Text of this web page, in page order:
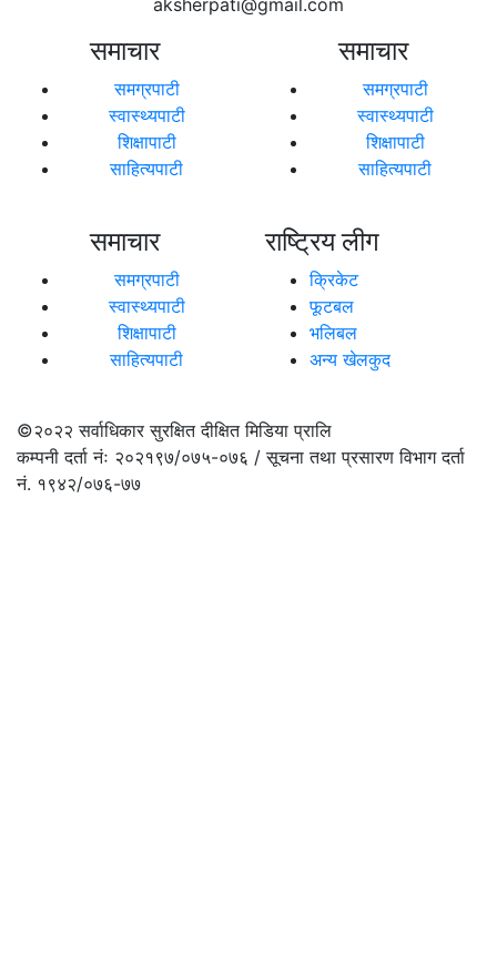
समाचार
समग्रपाटी
स्वास्थ्यपाटी
शिक्षापाटी
साहित्यपाटी
समाचार
समग्रपाटी
स्वास्थ्यपाटी
शिक्षापाटी
साहित्यपाटी
समाचार
समग्रपाटी
स्वास्थ्यपाटी
शिक्षापाटी
साहित्यपाटी
राष्ट्रिय लीग
क्रिकेट
फूटबल
भलिबल
अन्य खेलकुद
©२०२२सर्वाधिकार सुरक्षित दीक्षित मिडिया प्रालि
कम्पनी दर्ता नंः २०२१९७/०७५-०७६ / सूचना तथा प्रसारण विभाग दर्ता
नं. १९४२/०७६-७७